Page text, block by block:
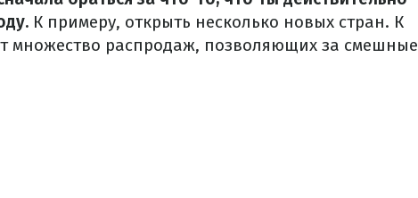
К примеру, открыть несколько новых стран. К
множество распродаж, позволяющих за смешные